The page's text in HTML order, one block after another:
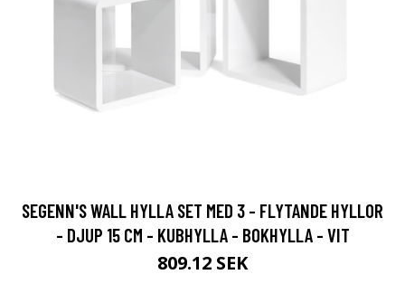
SEGENN'S WALL HYLLA SET MED 3 - FLYTANDE HYLLOR
- DJUP 15 CM - KUBHYLLA - BOKHYLLA - VIT
809.12 SEK